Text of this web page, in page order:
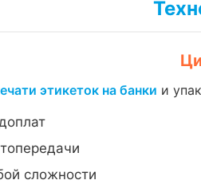
этикеток на банки и
сложности